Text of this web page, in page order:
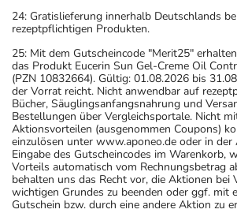
24: Gratislieferung innerhalb Deutschlands
rezeptpflichtigen Produkten.
25: Mit dem Gutscheincode "Merit25"
das Produkt Eucerin Sun Gel-Creme Oil
(PZN 10832664). Gültig: 01.08.2026 bis
der Vorrat reicht. Nicht anwendbar auf
Bücher, Säuglingsanfangsnahrung und
Bestellungen über Vergleichsportale. Nicht
Aktionsvorteilen (ausgenommen Coupons)
einzulösen unter www.aponeo.de oder in der
Eingabe des Gutscheincodes im Warenkorb,
Vorteils automatisch vom Rechnungsbetrag
behalten uns das Recht vor, die Aktionen bei
wichtigen Grundes zu beenden oder ggf. mit
Gutschein bzw. durch eine andere Aktion zu